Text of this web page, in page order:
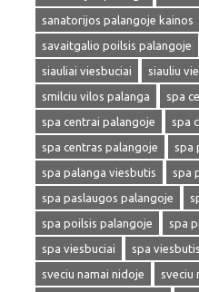
sanatorijos palangoje kainos
savaitgalio poilsis palangoje
siauliai viesbuciai
siauliu
smilciu vilos palanga
spa
spa centrai palangoje
spa
spa centras palangoje
spa
spa palanga viesbutis
spa
spa paslaugos palangoje
spa poilsis palangoje
spa
spa viesbuciai
spa viesbutis
sveciu namai nidoje
sveciu